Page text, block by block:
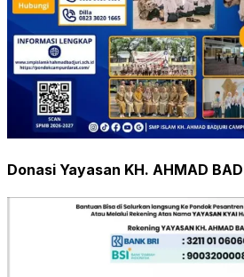
Donasi Yayasan KH. AHMAD